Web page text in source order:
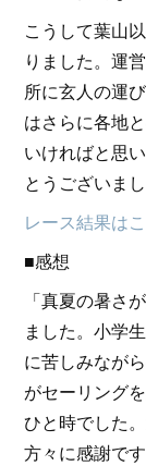
こうして葉山
りました。運
所に玄人の運
はさらに各地
いければと思
とうございまし
レース結果は
■感想
「真夏の暑さ
ました。小学
に苦しみなが
がセーリング
ひと時でした
方々に感謝で